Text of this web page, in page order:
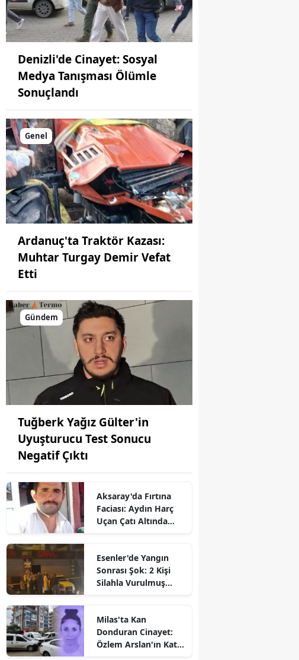
Denizli'de Cinayet: Sosyal
Medya Tanışması Ölümle
Sonuçlandı
Genel
Ardanuç'ta Traktör Kazası:
Muhtar Turgay Demir Vefat
Etti
Gündem
Tuğberk Yağız Gülter'in
Uyuşturucu Test Sonucu
Negatif Çıktı
Aksaray'da Fırtına
Faciası: Aydın Harç
Uçan Çatı Altında
Esenler'de Yangın
Sonrası Şok: 2 Kişi
Silahla Vurulmuş
Milas'ta Kan
Donduran Cinayet:
Özlem Arslan'ın Katili